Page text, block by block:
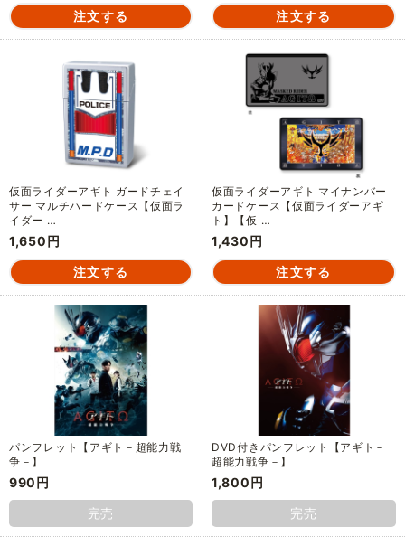
仮面ライダーアギト ガードチェイ
サー マルチハードケース【仮面ラ
イダー …
1,650円
仮面ライダーアギト マイナンバー
カードケース【仮面ライダーアギ
ト】【仮 …
1,430円
パンフレット【アギト－超能力戦
争－】
990円
完売
DVD付きパンフレット【アギト－
超能力戦争－】
1,800円
完売